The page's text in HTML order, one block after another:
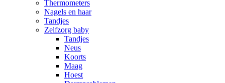
Thermometers
Nagels en haar
Tandjes
Zelfzorg baby
Tandjes
Neus
Koorts
Maag
Hoest